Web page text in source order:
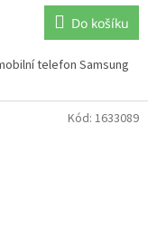
Do košíku
telefon Samsung
Kód: 1633089